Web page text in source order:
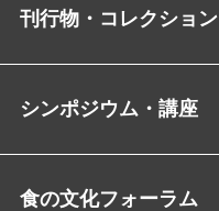
刊行物・コレクション
シンポジウム・講座
食の文化フォーラム